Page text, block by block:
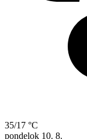
35/17 °C
pondelok 10. 8.